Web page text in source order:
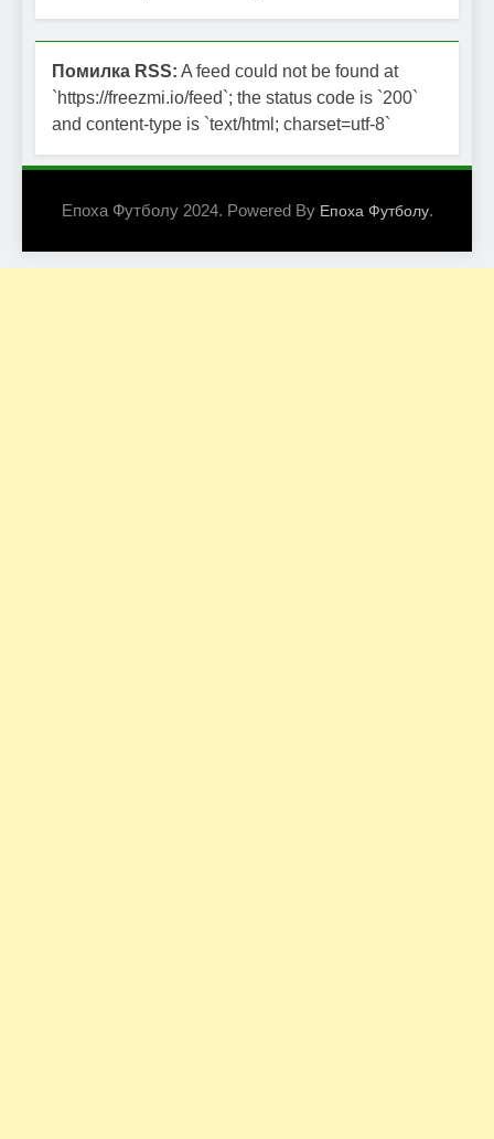
Помилка RSS: A feed could not be found at
`https://freezmi.io/feed`; the status code is `200`
and content-type is `text/html; charset=utf-8`
Епоха Футболу 2024. Powered By Епоха Футболу.